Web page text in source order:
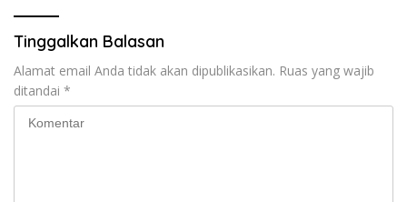
Tinggalkan Balasan
Alamat email Anda tidak akan dipublikasikan. Ruas yang wajib
ditandai *